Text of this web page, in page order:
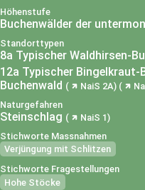
Höhenstufe
Buchenwälder der
Standorttypen
8a Typischer Waldhirsen-
12a Typischer
Buchenwald
NaiS 2A
Naturgefahren
Steinschlag
NaiS 1
Stichworte Massnahmen
Verjüngung mit Schlitzen
Stichworte Fragestellungen
Hohe Stöcke